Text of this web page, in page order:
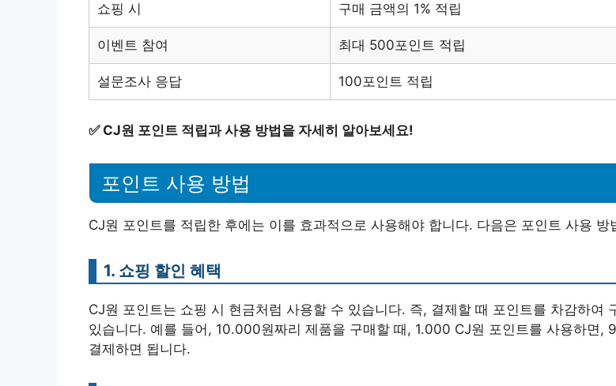
쇼핑 시 구매 금액의 1% 적립
이벤트 참여 최대 500포인트 적립
설문조사 응답 100포인트 적립
✅ CJ원 포인트 적립과 사용 방법을 자세히 알아보세요!
포인트 사용 방법
CJ원 포인트를 적립한 후에는 이를 효과적으로 사용해야 합니다. 다음은 포인트 사용 방
1. 쇼핑 할인 혜택
CJ원 포인트는 쇼핑 시 현금처럼 사용할 수 있습니다. 즉, 결제할 때 포인트를 차감하여
있습니다. 예를 들어, 10.000원짜리 제품을 구매할 때, 1.000 CJ원 포인트를 사용하면,
결제하면 됩니다.